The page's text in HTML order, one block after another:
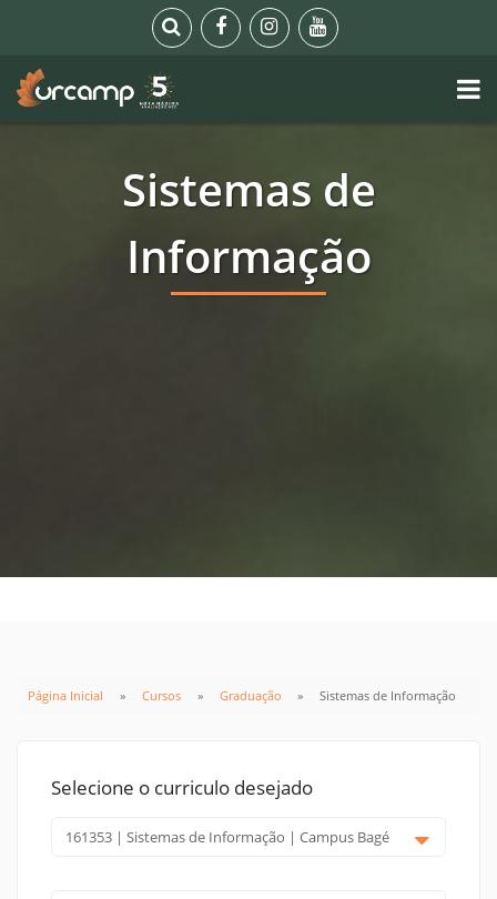
Sistemas de
Informação
Página Inicial Cursos Graduação Sistemas de Informação
Selecione o curriculo desejado